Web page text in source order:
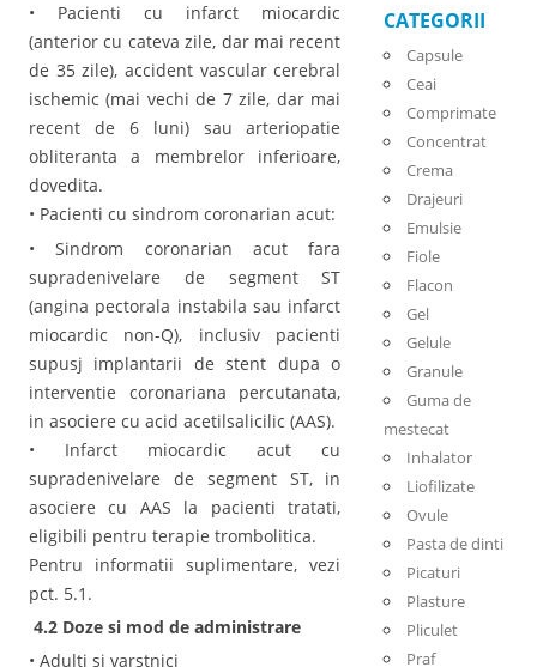
• Pacienti cu infarct miocardic
(anterior cu cateva zile, dar mai recent
de 35 zile), accident vascular cerebral
ischemic (mai vechi de 7 zile, dar mai
recent de 6 luni) sau arteriopatie
obliteranta a membrelor inferioare,
dovedita.
• Pacienti cu sindrom coronarian acut:
• Sindrom coronarian acut fara
supradenivelare de segment ST
(angina pectorala instabila sau infarct
miocardic non-Q), inclusiv pacienti
supusj implantarii de stent dupa o
interventie coronariana percutanata,
in asociere cu acid acetilsalicilic (AAS).
• Infarct miocardic acut cu
supradenivelare de segment ST, in
asociere cu AAS la pacienti tratati,
eligibili pentru terapie trombolitica.
Pentru informatii suplimentare, vezi
pct. 5.1.
4.2 Doze si mod de administrare
• Adulti si varstnici
CATEGORII
Capsule
Ceai
Comprimate
Concentrat
Crema
Drajeuri
Emulsie
Fiole
Flacon
Gel
Gelule
Granule
Guma de
mestecat
Inhalator
Liofilizate
Ovule
Pasta de dinti
Picaturi
Plasture
Pliculet
Praf